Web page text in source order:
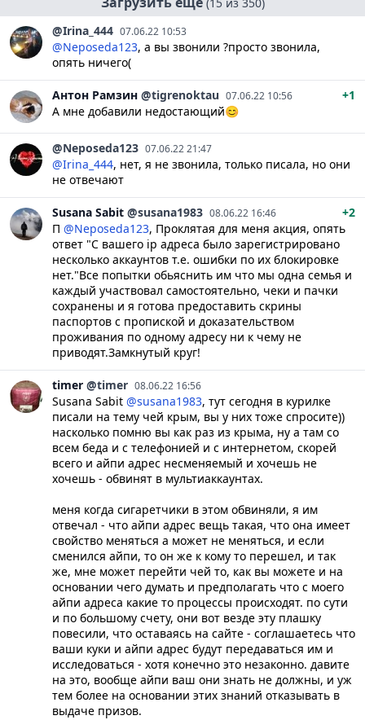
@Irina_444 07.06.22 10:53
@Neposeda123, а вы звонили ?просто звонила,
опять ничего(
Антон Рамзин @tigrenoktau 07.06.22 10:56
+1
А мне добавили недостающий😊
@Neposeda123 07.06.22 21:47
@Irina_444, нет, я не звонила, только писала, но они
не отвечают
Susana Sabit @susana1983 08.06.22 16:46
+2
П @Neposeda123, Проклятая для меня акция, опять
ответ "С вашего ip адреса было зарегистрировано
несколько аккаунтов т.е. ошибки по их блокировке
нет."Все попытки обьяснить им что мы одна семья и
каждый участвовал самостоятельно, чеки и пачки
сохранены и я готова предоставить скрины
паспортов с пропиской и доказательством
проживания по одному адресу ни к чему не
приводят.Замкнутый круг!
timer @timer 08.06.22 16:56
Susana Sabit @susana1983, тут сегодня в курилке
писали на тему чей крым, вы у них тоже спросите))
насколько помню вы как раз из крыма, ну а там со
всем беда и с телефонией и с интернетом, скорей
всего и айпи адрес несменяемый и хочешь не
хочешь - обвинят в мультиаккаунтах.
меня когда сигаретчики в этом обвиняли, я им
отвечал - что айпи адрес вещь такая, что она имеет
свойство меняться а может не меняться, и если
сменился айпи, то он же к кому то перешел, и так
же, мне может перейти чей то, как вы можете и на
основании чего думать и предполагать что с моего
айпи адреса какие то процессы происходят. по сути
и по большому счету, они вот везде эту плашку
повесили, что оставаясь на сайте - соглашаетесь что
ваши куки и айпи адрес будут передаваться им и
исследоваться - хотя конечно это незаконно. давите
на это, вообще айпи ваш они знать не должны, и уж
тем более на основании этих знаний отказывать в
выдаче призов.